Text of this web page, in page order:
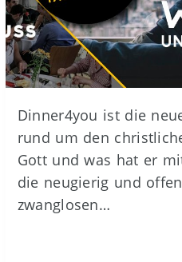
Dinner4you ist die
rund um den
Gott und was hat er
die neugierig und
zwanglosen…